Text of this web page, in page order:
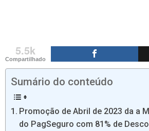
5.5k
Compartilhado
Sumário do conteúdo
Promoção de Abril de 2023 da a
do PagSeguro com 81% de